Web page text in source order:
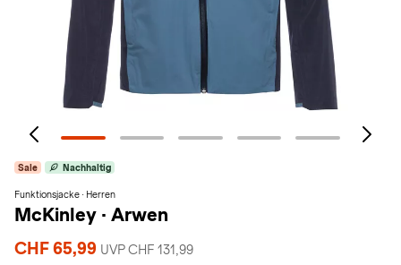
Sale Nachhaltig
Funktionsjacke · Herren
McKinley · Arwen
CHF 65,99 UVP CHF 131,99